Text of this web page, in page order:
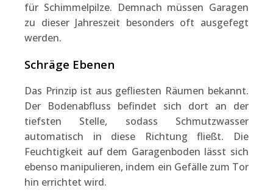
für Schimmelpilze. Demnach müssen Garagen
zu dieser Jahreszeit besonders oft ausgefegt
werden.
Schräge Ebenen
Das Prinzip ist aus gefliesten Räumen bekannt.
Der Bodenabfluss befindet sich dort an der
tiefsten Stelle, sodass Schmutzwasser
automatisch in diese Richtung fließt. Die
Feuchtigkeit auf dem Garagenboden lässt sich
ebenso manipulieren, indem ein Gefälle zum Tor
hin errichtet wird.